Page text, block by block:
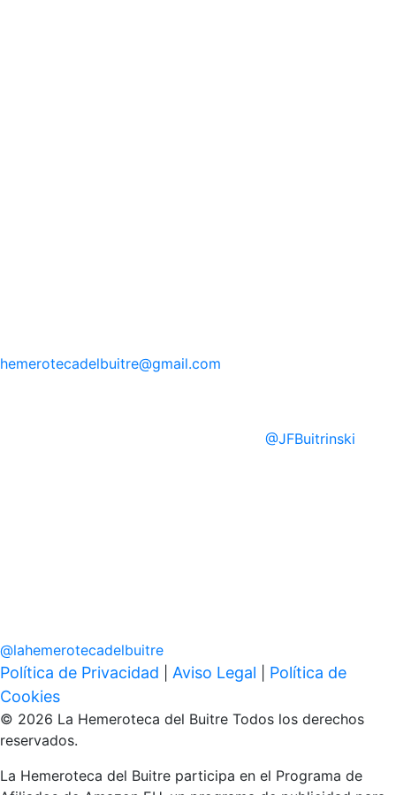
hemerotecadelbuitre@gmail.com
@JFBuitrinski
@lahemerotecadelbuitre
Política de Privacidad Aviso Legal
Política de
Cookies
© 2026 La Hemeroteca del Buitre Todos los derechos
reservados.
La Hemeroteca del Buitre participa en el Programa de